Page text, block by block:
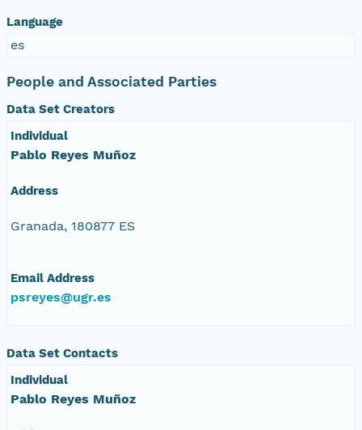
Language
es
People and Associated Parties
Data Set Creators
Individual
Pablo Reyes Muñoz
Address
Granada, 180877 ES
Email Address
psreyes@ugr.es
Data Set Contacts
Individual
Pablo Reyes Muñoz